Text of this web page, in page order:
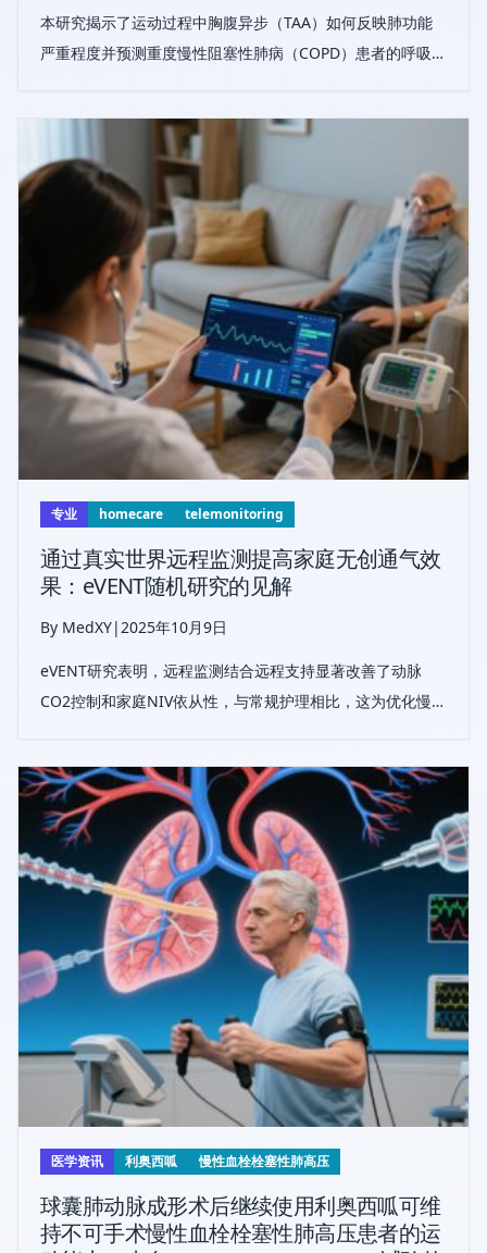
本研究揭示了运动过程中胸腹异步（TAA）如何反映肺功能
严重程度并预测重度慢性阻塞性肺病（COPD）患者的呼吸困
专业 homecare telemonitoring
通过真实世界远程监测提高家庭无创通气效
果：eVENT随机研究的见解
By MedXY| 2025年10月9日
eVENT研究表明，远程监测结合远程支持显著改善了动脉
CO2控制和家庭NIV依从性，与常规护理相比，这为优化慢性
医学资讯 利奥西呱 慢性血栓栓塞性肺高压
球囊肺动脉成形术后继续使用利奥西呱可维
持不可手术慢性血栓栓塞性肺高压患者的运